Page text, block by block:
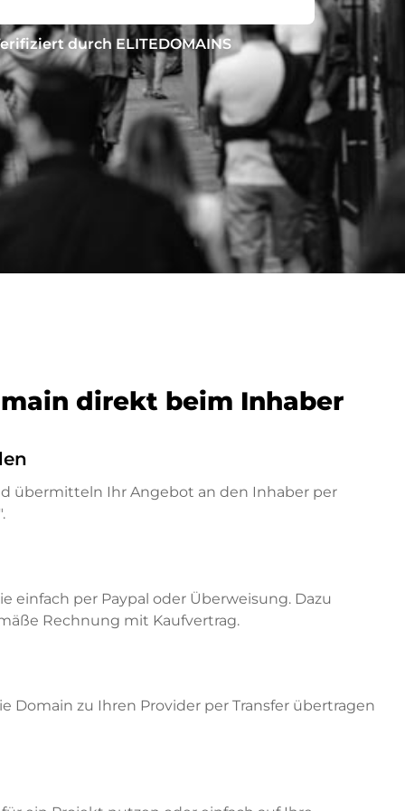
durch ELITEDOMAINS
direkt beim Inhaber
übermitteln Ihr Angebot an den Inhaber per
einfach per Paypal oder Überweisung. Dazu
Rechnung mit Kaufvertrag.
Domain zu Ihren Provider per Transfer übertragen